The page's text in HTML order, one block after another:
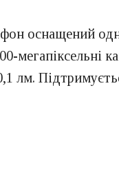
оснащений
мегапіксельні
лм.